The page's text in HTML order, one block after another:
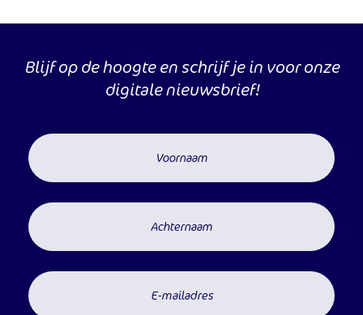
Blijf op de hoogte en schrijf je in voor onze
digitale nieuwsbrief!